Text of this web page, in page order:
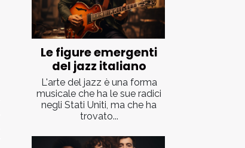
Le figure emergenti
del jazz italiano
L'arte del jazz è una forma
musicale che ha le sue radici
negli Stati Uniti, ma che ha
trovato...